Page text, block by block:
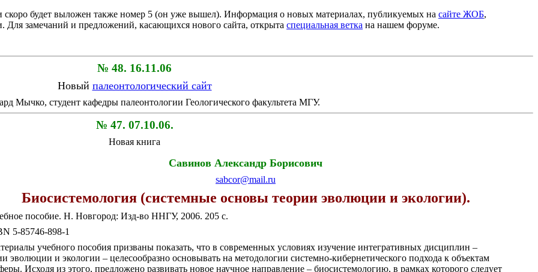
скоро будет выложен также номер 5 (он уже вышел). Информация о новых материалах, публикуемых на сайте ЖОБ,
Для замечаний и предложений, касающихся нового сайта, открыта специальная ветка на нашем форуме.
№ 48. 16.11.06
Новый палеонтологический сайт
Мычко, студент кафедры палеонтологии Геологического факультета МГУ.
№ 47. 07.10.06.
Новая книга
Савинов Александр Борисович
sabcor@mail.ru
Биосистемология (системные основы теории эволюции и экологии).
пособие. Н. Новгород: Изд-во ННГУ, 2006. 205 с.
5-85746-898-1
учебного пособия призваны показать, что в современных условиях изучение интегративных дисциплин –
эволюции и экологии – целесообразно основывать на методологии системно-кибернетического подхода к объектам
Исходя из этого, предложено развивать новое научное направление – биосистемологию, в рамках которого следует